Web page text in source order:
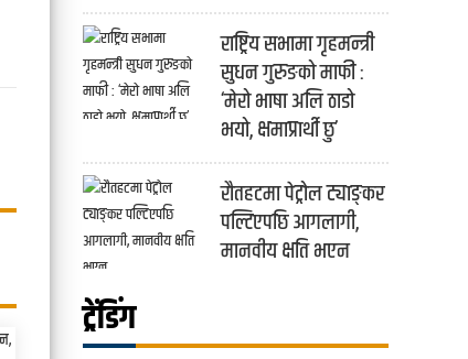
राष्ट्रिय सभामा गृहमन्त्री
सुधन गुरुङको माफी :
‘मेरो भाषा अलि ठाडो
भयो, क्षमाप्रार्थी छु’
रौतहटमा पेट्रोल ट्याङ्कर
पल्टिएपछि आगलागी,
मानवीय क्षति भएन
ट्रेंडिंग